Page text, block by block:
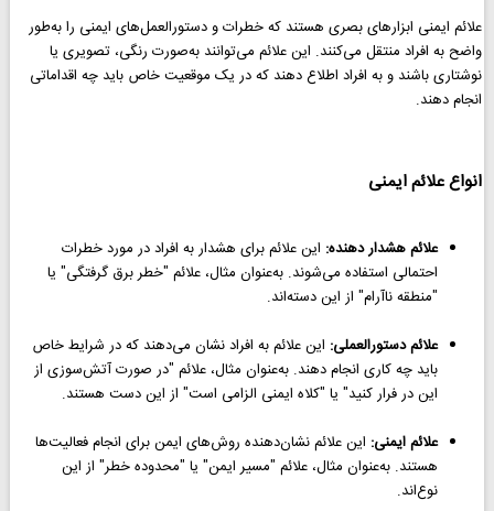
علائم ایمنی ابزارهای بصری هستند که خطرات و دستورالعمل‌های ایمنی را به‌طور
واضح به افراد منتقل می‌کنند. این علائم می‌توانند به‌صورت رنگی، تصویری یا
نوشتاری باشند و به افراد اطلاع دهند که در یک موقعیت خاص باید چه اقداماتی
انجام دهند.
انواع علائم ایمنی
علائم هشدار دهنده: این علائم برای هشدار به افراد در مورد خطرات
احتمالی استفاده می‌شوند. به‌عنوان مثال، علائم "خطر برق گرفتگی" یا
"منطقه ناآرام" از این دسته‌اند.
علائم دستورالعملی: این علائم به افراد نشان می‌دهند که در شرایط خاص
باید چه کاری انجام دهند. به‌عنوان مثال، علائم "در صورت آتش‌سوزی از
این در فرار کنید" یا "کلاه ایمنی الزامی است" از این دست هستند.
علائم ایمنی: این علائم نشان‌دهنده روش‌های ایمن برای انجام فعالیت‌ها
هستند. به‌عنوان مثال، علائم "مسیر ایمن" یا "محدوده خطر" از این
نوع‌اند.